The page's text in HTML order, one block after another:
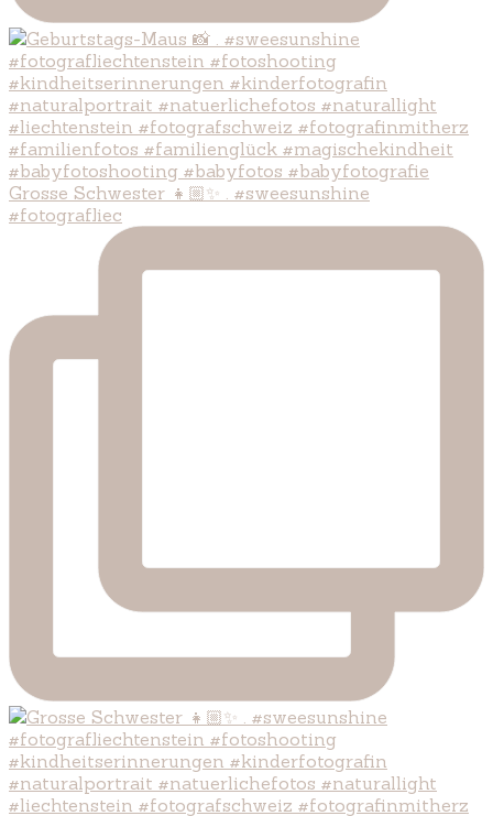
Grosse Schwester 👧🏼✨ . #sweesunshine
#fotografliec